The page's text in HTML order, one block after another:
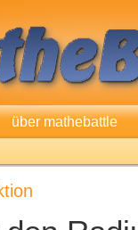
über mathebattle